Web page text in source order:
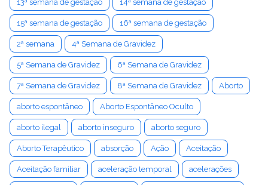
13ª semana de gestação 14ª semana de gestação
15ª semana de gestação 16ª semana de gestação
2ª semana 4ª Semana de Gravidez
5ª Semana de Gravidez 6ª Semana de Gravidez
7ª Semana de Gravidez 8ª Semana de Gravidez Aborto
aborto espontâneo Aborto Espontâneo Oculto
aborto ilegal aborto inseguro aborto seguro
Aborto Terapêutico absorção Ação Aceitação
Aceitação familiar aceleração temporal acelerações